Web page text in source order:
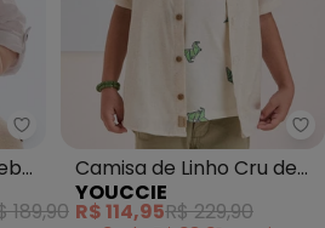
Up Baby - Camisa Social para
189,90
Camisa de Linho Cru de
Manga Curta (Cru)
YOUCCIE
R$ 114,95R$ 229,90